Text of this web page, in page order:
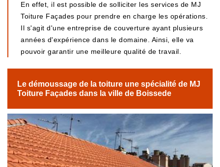
En effet, il est possible de solliciter les services de MJ
Toiture Façades pour prendre en charge les opérations.
Il s'agit d'une entreprise de couverture ayant plusieurs
années d'expérience dans le domaine. Ainsi, elle va
pouvoir garantir une meilleure qualité de travail.
Le démoussage de la toiture une spécialité de MJ
Toiture Façades dans la ville de Boissede